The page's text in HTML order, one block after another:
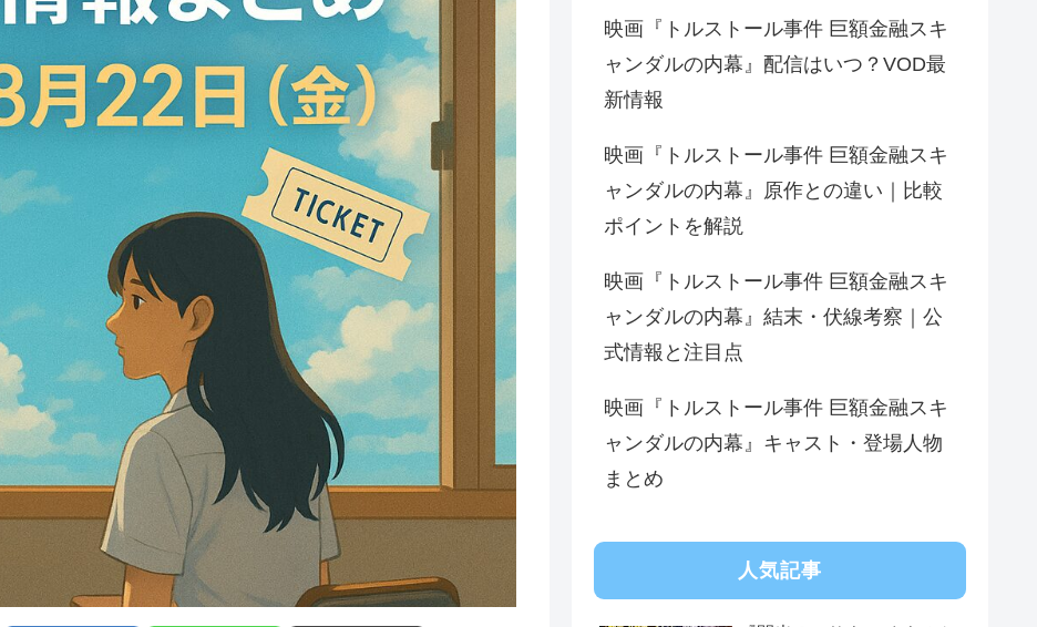
映画『トルストール事件 巨額金融スキ
ャンダルの内幕』配信はいつ？VOD最
新情報
映画『トルストール事件 巨額金融スキ
ャンダルの内幕』原作との違い｜比較
ポイントを解説
映画『トルストール事件 巨額金融スキ
ャンダルの内幕』結末・伏線考察｜公
式情報と注目点
映画『トルストール事件 巨額金融スキ
ャンダルの内幕』キャスト・登場人物
まとめ
人気記事